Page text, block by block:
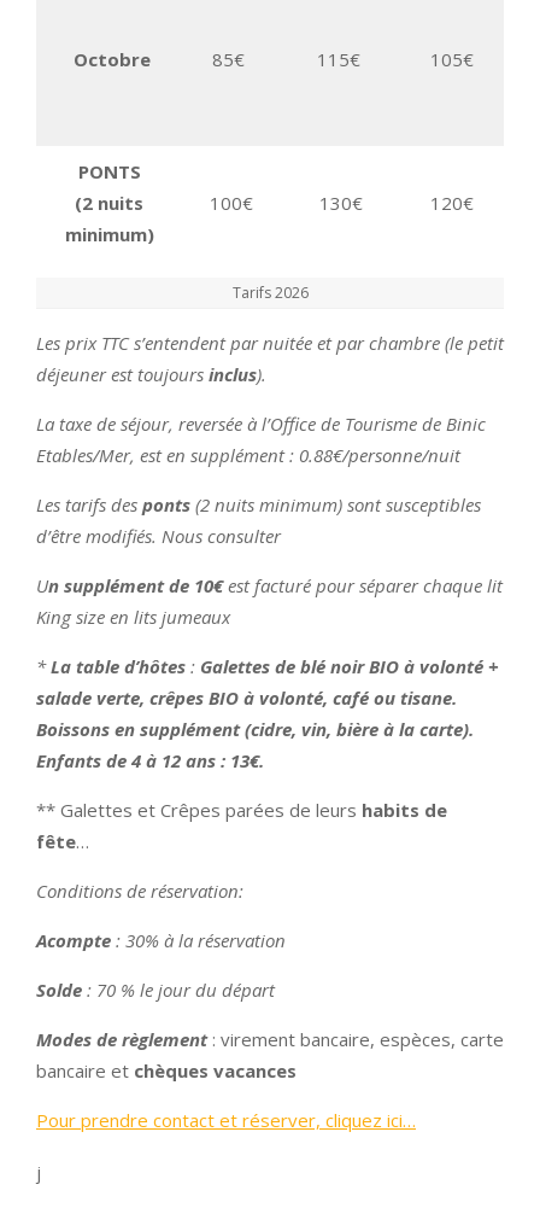
Octobre 85€ 115€ 105€
PONTS
(2 nuits
minimum)
100€ 130€ 120€
Tarifs 2026
Les prix TTC s’entendent par nuitée et par chambre (le petit
déjeuner est toujours inclus).
La taxe de séjour, reversée à l’Office de Tourisme de Binic
Etables/Mer, est en supplément : 0.88€/personne/nuit
Les tarifs des ponts (2 nuits minimum) sont susceptibles
d’être modifiés. Nous consulter
Un supplément de 10€est facturé pour séparer chaque lit
King size en lits jumeaux
*La table d’hôtes : Galettes de blé noir BIO à volonté +
salade verte, crêpes BIO à volonté, café ou tisane.
Boissons en supplément (cidre, vin, bière à la carte).
Enfants de 4 à 12 ans : 13€.
** Galettes et Crêpes parées de leurs habits de
fête…
Conditions de réservation:
Acompte : 30% à la réservation
Solde : 70 % le jour du départ
Modes de règlement: virement bancaire, espèces, carte
bancaire et chèques vacances
Pour prendre contact et réserver, cliquez ici…
j